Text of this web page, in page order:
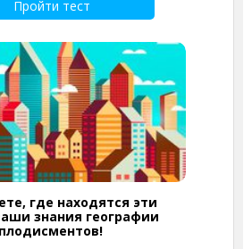
Пройти тест
где находятся эти
знания географии